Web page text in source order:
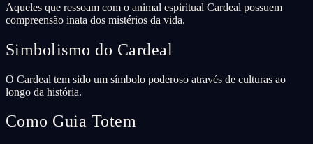
Aqueles que ressoam com o animal espiritual Cardeal possuem
compreensão inata dos mistérios da vida.
Simbolismo do Cardeal
O Cardeal tem sido um símbolo poderoso através de culturas ao
longo da história.
Como Guia Totem